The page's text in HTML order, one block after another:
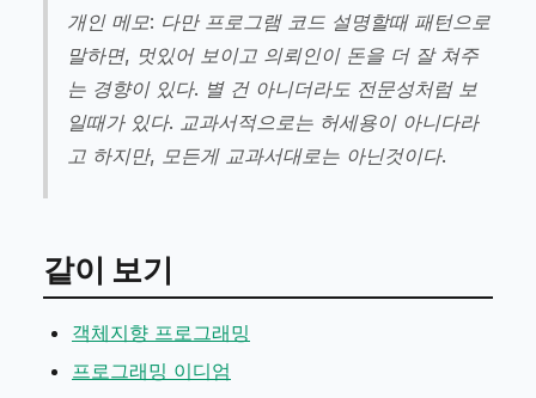
개인 메모: 다만 프로그램 코드 설명할때 패턴으로
말하면, 멋있어 보이고 의뢰인이 돈을 더 잘 쳐주
는 경향이 있다. 별 건 아니더라도 전문성처럼 보
일때가 있다. 교과서적으로는 허세용이 아니다라
고 하지만, 모든게 교과서대로는 아닌것이다.
같이 보기
객체지향 프로그래밍
프로그래밍 이디엄